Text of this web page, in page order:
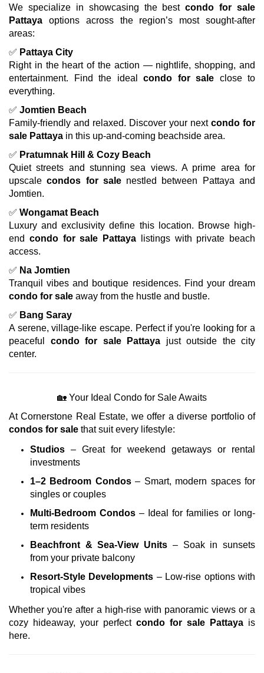
We specialize in showcasing the bestcondo for sale
Pattaya options across the region’s most sought-after
areas:
✅ Pattaya City
Right in the heart of the action — nightlife, shopping, and
entertainment. Find the ideal condo for sale close to
everything.
✅ Jomtien Beach
Family-friendly and relaxed. Discover your next condo for
sale Pattaya in this up-and-coming beachside area.
✅ Pratumnak Hill & Cozy Beach
Quiet streets and stunning sea views. A prime area for
upscalecondos for salenestled between Pattaya and
Jomtien.
✅ Wongamat Beach
Luxury and exclusivity define this location. Browse high-
end condo for sale Pattaya listings with private beach
access.
✅ Na Jomtien
Tranquil vibes and boutique residences. Find your dream
condo for sale away from the hustle and bustle.
✅ Bang Saray
A serene, village-like escape. Perfect if you're looking for a
peaceful condo for sale Pattaya just outside the city
center.
🏡 Your Ideal Condo for Sale Awaits
At Cornerstone Real Estate, we offer a diverse portfolio of
condos for sale that suit every lifestyle:
Studios – Great for weekend getaways or rental
investments
1–2 Bedroom Condos– Smart, modern spaces for
singles or couples
Multi-Bedroom Condos – Ideal for families or long-
term residents
Beachfront & Sea-View Units – Soak in sunsets
from your private balcony
Resort-Style Developments – Low-rise options with
tropical vibes
Whether you're after a high-rise with panoramic views or a
cozy hideaway, your perfect condo for sale Pattaya is
here.